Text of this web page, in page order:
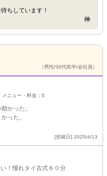
ちしています！
（男性/30代前半/会社員）
メニュー・料金： 5
かった。
った。
[投稿日] 2025/4/13
！憧れタイ古式６０分